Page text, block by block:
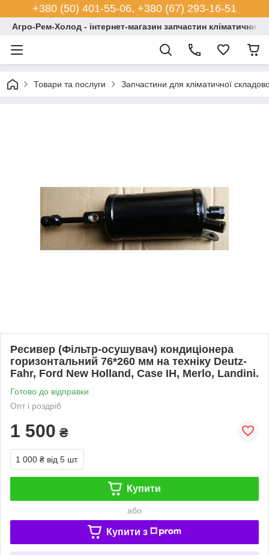
+380 (50) 401-55-06, +380 (67) 293-16-51
Агро-Рем-Холод - інтернет-магазин запчастин кліматичних
Товари та послуги Запчастини для кліматичної
Ресивер (Фільтр-осушувач) кондиціонера
горизонтальний 76*260 мм на техніку Deutz-
Fahr, Ford New Holland, Case IH, Merlo, Landini.
Готово до відправки
Опт і роздріб
1 500 ₴
1 000 ₴ від 5 шт.
Купити
або
Купити з